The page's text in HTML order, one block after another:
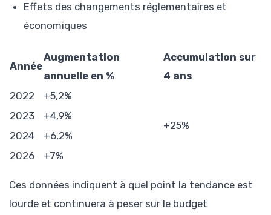
Effets des changements réglementaires et
économiques
Année
Augmentation
annuelle en %
Accumulation sur
4 ans
2022
+5,2%
+25%
2023
+4,9%
2024
+6,2%
2026
+7%
Ces données indiquent à quel point la tendance est
lourde et continuera à peser sur le budget